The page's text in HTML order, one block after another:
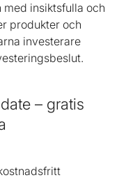
insiktsfulla och
produkter och
investerare
– gratis